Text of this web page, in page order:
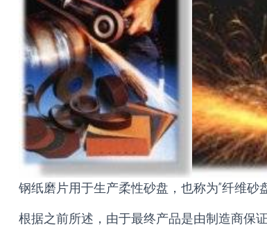
钢纸磨片用于生产柔性砂盘，也称为”纤维砂盘
根据之前所述，由于最终产品是由制造商保